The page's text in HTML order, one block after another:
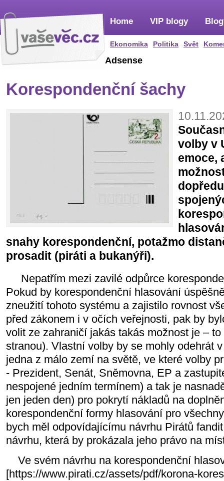
Home
Ekonomika Politika Svět
VIP blogy
Adsense
Korespondenční šachy
volby v
emoce,
snahy korespondenční, potažmo
prosadit (piráti a bukanýři).
Nepatřím mezi zavilé odpůrce
Pokud by korespondenční hlasování
zneužití tohoto systému a zajistilo rovnost
před zákonem i v očích veřejnosti, pak by
volit ze zahraničí jakás takás možnost je –
stranou). Vlastní volby by se mohly odehrát
jedna z málo zemí na světě, ve které volby
- Prezident, Senát, Sněmovna, EP a
nespojené jedním termínem) a tak je
jen jeden den) pro pokrytí nákladů na
korespondenční formy hlasování pro
bych měl odpovídajícímu návrhu Pirátů
návrhu, která by prokázala jeho právo na
Ve svém návrhu na korespondenční
[https://www.pirati.cz/assets/pdf/korona-